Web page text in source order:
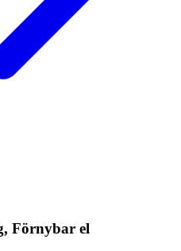
Förnybar el